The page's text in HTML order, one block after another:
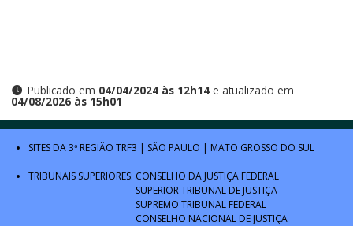
Publicado em 04/04/2024 às 12h14e atualizado em
04/08/2026 às 15h01
SITES DA 3ª REGIÃO TRF3 | SÃO PAULO | MATO GROSSO DO SUL
TRIBUNAIS SUPERIORES: CONSELHO DA JUSTIÇA FEDERAL
SUPERIOR TRIBUNAL DE JUSTIÇA
SUPREMO TRIBUNAL FEDERAL
CONSELHO NACIONAL DE JUSTIÇA